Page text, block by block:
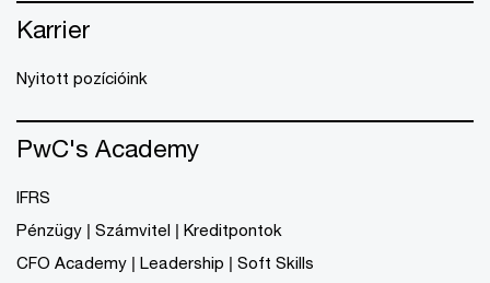
Karrier
Nyitott pozícióink
PwC's Academy
IFRS
Pénzügy | Számvitel | Kreditpontok
CFO Academy | Leadership | Soft Skills